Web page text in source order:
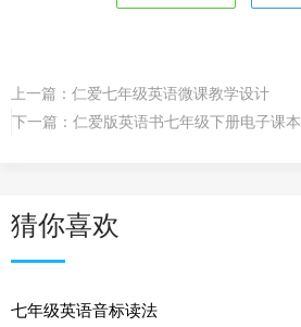
上一篇： 仁爱七年级英语微课教学设计
下一篇： 仁爱版英语书七年级下册电子课本
猜你喜欢
七年级英语音标读法